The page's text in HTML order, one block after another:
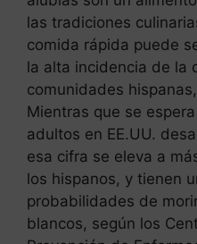
las tradiciones
comida rápida puede
la alta incidencia de la
comunidades
Mientras que se
adultos en EE.UU.
esa cifra se eleva a
los hispanos, y tienen
probabilidades de
blancos, según los